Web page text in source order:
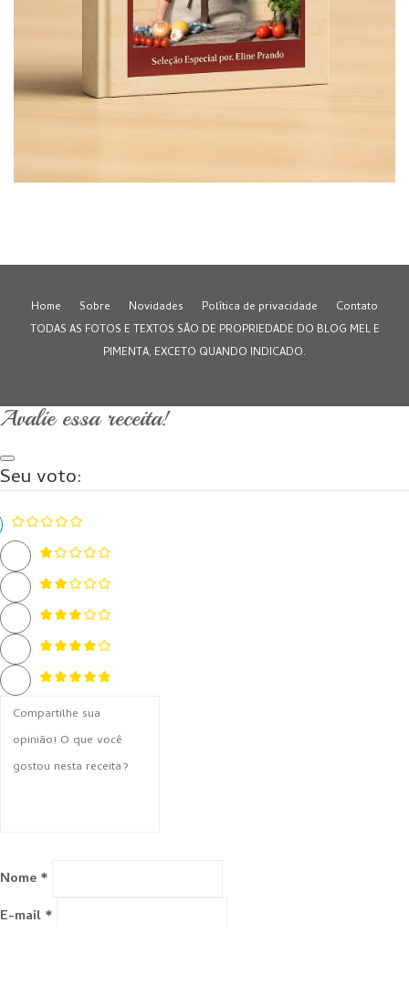
Home Sobre Novidades Política de privacidade
Contato
TODAS AS FOTOS E TEXTOS SÃO DE PROPRIEDADE DO BLOG MEL E
PIMENTA, EXCETO QUANDO INDICADO.
Avalie essa receita!
Seu voto:
Nome *
E-mail *